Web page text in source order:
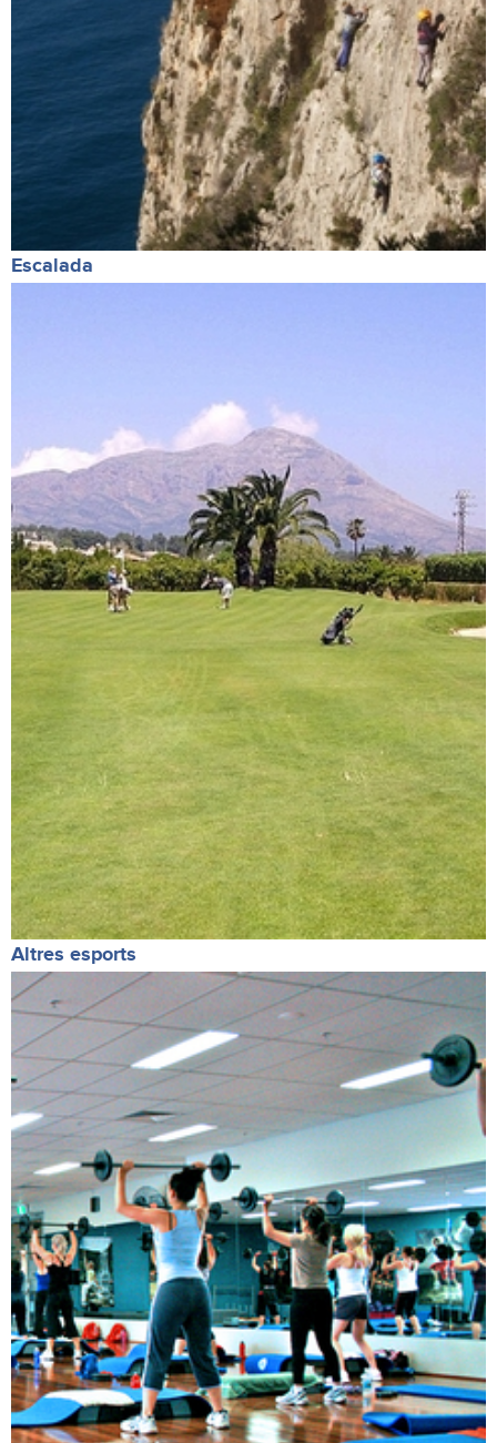
Escalada
Altres esports